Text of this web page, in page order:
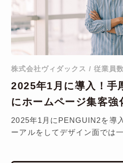
株式会社ヴィダックス / 従業員
2025年1月に導入！手
にホームページ集客強
2025年1月にPENGUIN2を導
ーアルをしてデザイン面では